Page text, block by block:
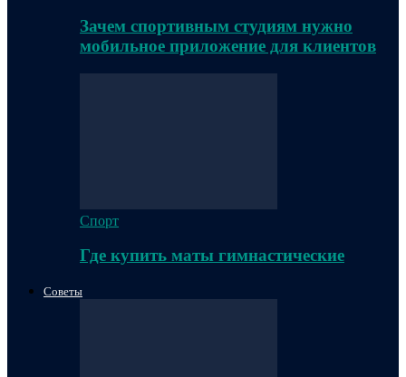
Зачем спортивным студиям нужно
мобильное приложение для клиентов
Спорт
Где купить маты гимнастические
Советы